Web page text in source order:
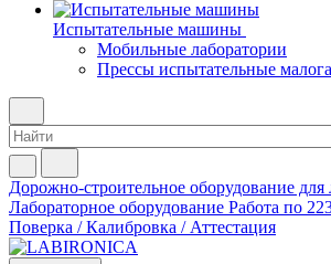
Испытательные машины
Мобильные лаборатории
Прессы испытательные
Дорожно-строительное оборудование для
Лабораторное оборудование Работа по
Поверка / Калибровка / Аттестация